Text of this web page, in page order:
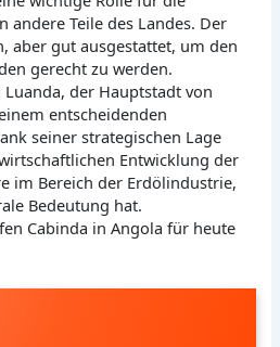
andere Teile des Landes. Der
aber gut ausgestattet, um den
gerecht zu werden.
der Hauptstadt von
entscheidenden
seiner strategischen Lage
Entwicklung der
im Bereich der Erdölindustrie,
Bedeutung hat.
Cabinda in Angola für heute